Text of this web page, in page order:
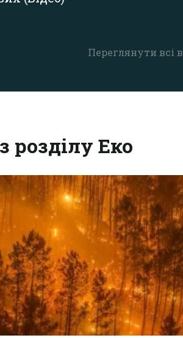
Переглянути всі
розділу Еко